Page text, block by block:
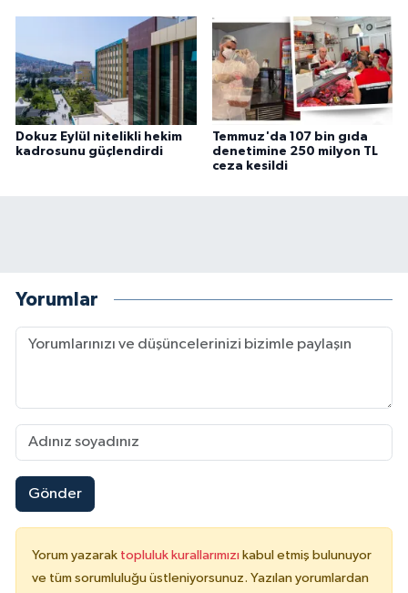
Dokuz Eylül nitelikli hekim
kadrosunu güçlendirdi
Temmuz'da 107 bin gıda
denetimine 250 milyon TL
ceza kesildi
Yorumlar
Gönder
Yorum yazarak topluluk kurallarımızı kabul etmiş bulunuyor
ve tüm sorumluluğu üstleniyorsunuz. Yazılan yorumlardan